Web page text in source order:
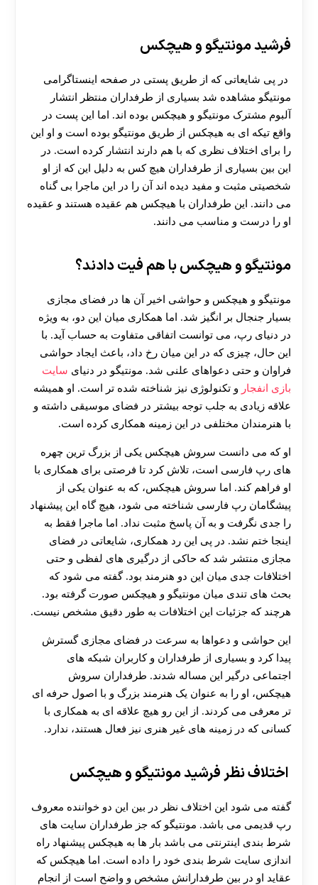
فرشید مونتیگو و هیچکس
در پی شایعاتی که از طریق پستی در صفحه اینستاگرامی
مونتیگو مشاهده شد بسیاری از طرفداران منتظر انتشار
آلبوم مشترک مونتیگو و هیچکس بوده اند. اما این پست در
واقع تیکه ای به هیچکس از طریق مونتیگو بوده است و او این
را برای اختلاف نظری که با هم دارند انتشار کرده است. در
این بین بسیاری از طرفداران هیچ کس به دلیل این که از او
شخصیتی مثبت و مفید دیده اند آن را در این ماجرا بی گناه
می دانند. این طرفداران با هیچکس هم عقیده هستند و عقیده
او را درست و مناسب می دانند.
مونتیگو و هیچکس با هم فیت دادند؟
مونتیگو و هیچکس و حواشی اخیر آن ها در فضای مجازی
بسیار جنجال بر انگیز شد. اما همکاری میان این دو، به‌ ویژه
در دنیای رپ، می‌ توانست اتفاقی متفاوت به حساب آید. با
این حال، چیزی که در این میان رخ داد، باعث ایجاد حواشی
فراوان و حتی دعواهای علنی شد. مونتیگو در دنیای سایت
بازی انفجار و تکنولوژی نیز شناخته شده تر است. او همیشه
علاقه زیادی به جلب توجه بیشتر در فضای موسیقی داشته و
با هنرمندان مختلفی در این زمینه همکاری کرده است.
او که می‌ دانست سروش هیچکس یکی از بزرگ‌ ترین چهره‌
های رپ فارسی است، تلاش کرد تا فرصتی برای همکاری با
او فراهم کند. اما سروش هیچکس، که به‌ عنوان یکی از
پیشگامان رپ فارسی شناخته می‌ شود، هیچ‌ گاه این پیشنهاد
را جدی نگرفت و به آن پاسخ مثبت نداد. اما ماجرا فقط به
اینجا ختم نشد. در پی این رد همکاری، شایعاتی در فضای
مجازی منتشر شد که حاکی از درگیری‌ های لفظی و حتی
اختلافات جدی میان این دو هنرمند بود. گفته می‌ شود که
بحث‌ های تندی میان مونتیگو و هیچکس صورت گرفته بود.
هرچند که جزئیات این اختلافات به‌ طور دقیق مشخص نیست.
این حواشی و دعواها به سرعت در فضای مجازی گسترش
پیدا کرد و بسیاری از طرفداران و کاربران شبکه‌ های
اجتماعی درگیر این مساله شدند. طرفداران سروش
هیچکس، او را به‌ عنوان یک هنرمند بزرگ و با اصول حرفه‌ ای‌
تر معرفی می‌ کردند. از این رو هیچ علاقه‌ ای به همکاری با
کسانی که در زمینه‌ های غیر هنری نیز فعال هستند، ندارد.
اختلاف نظر فرشید مونتیگو و هیچکس
گفته می شود این اختلاف نظر در بین این دو خواننده معروف
رپ قدیمی می باشد. مونتیگو که جز طرفداران سایت های
شرط بندی اینترنتی می باشد بار ها به هیچکس پیشنهاد راه
اندازی سایت شرط بندی خود را داده است. اما هیچکس که
عقاید او در بین طرفدارانش مشخص و واضح است از انجام